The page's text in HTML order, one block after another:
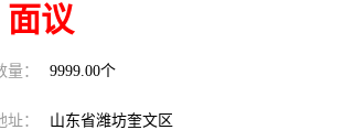
面议
量： 9999.00个
： 山东省潍坊奎文区